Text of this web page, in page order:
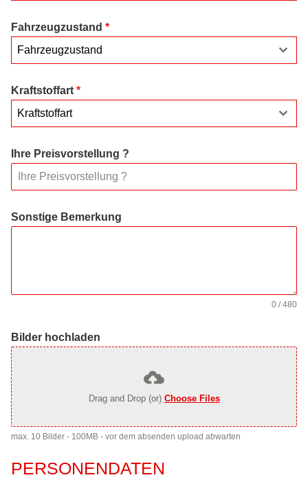
Fahrzeugzustand *
Fahrzeugzustand
Kraftstoffart *
Kraftstoffart
Ihre Preisvorstellung ?
Sonstige Bemerkung
0 / 480
Bilder hochladen
Drag and Drop (or) Choose Files
max. 10 Bilder - 100MB - vor dem absenden upload abwarten
PERSONENDATEN